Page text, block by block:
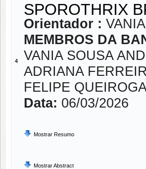
4
SPOROTHRIX
Orientador :
MEMBROS DA
VANIA SOUSA
ADRIANA
FELIPE
Data: 06/03/2026
Mostrar Resumo
Mostrar Abstract